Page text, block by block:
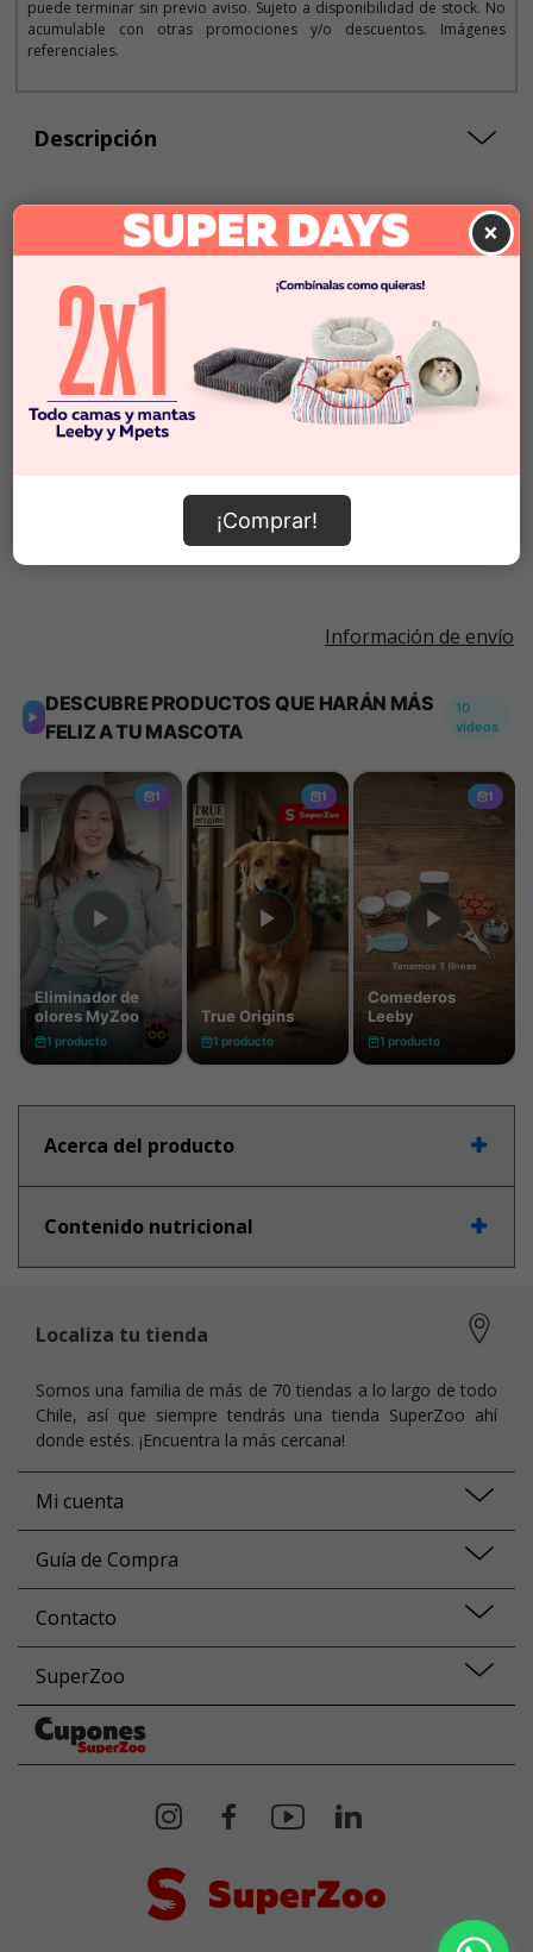
puede terminar sin previo aviso. Sujeto a disponibilidad de stock. No
acumulable con otras promociones y/o descuentos. Imágenes
referenciales.
Descripción
Seleccionar Formato
1 Und.
$23.500
$3.290
Cantidad:
$3.290
En Stock
Añadir al carrito
Información de envío
Acerca del producto
Contenido nutricional
×
¡Comprar!
Localiza tu tienda
Somos una familia de más de 70 tiendas a lo largo de todo
Chile, así que siempre tendrás una tienda SuperZoo ahí
donde estés. ¡Encuentra la más cercana!
Mi cuenta
Guía de Compra
Contacto
SuperZoo